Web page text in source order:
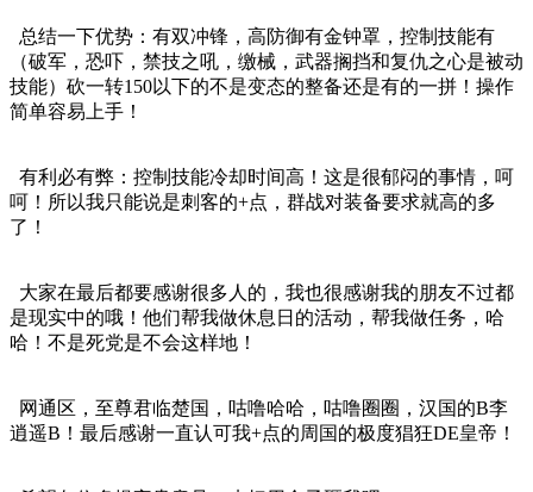
总结一下优势：有双冲锋，高防御有金钟罩，控制技能有
（破军，恐吓，禁技之吼，缴械，武器搁挡和复仇之心是被动
技能）砍一转150以下的不是变态的整备还是有的一拼！操作
简单容易上手！
有利必有弊：控制技能冷却时间高！这是很郁闷的事情，呵
呵！所以我只能说是刺客的+点，群战对装备要求就高的多
了！
大家在最后都要感谢很多人的，我也很感谢我的朋友不过都
是现实中的哦！他们帮我做休息日的活动，帮我做任务，哈
哈！不是死党是不会这样地！
网通区，至尊君临楚国，咕噜哈哈，咕噜圈圈，汉国的B李
逍遥B！最后感谢一直认可我+点的周国的极度猖狂DE皇帝！